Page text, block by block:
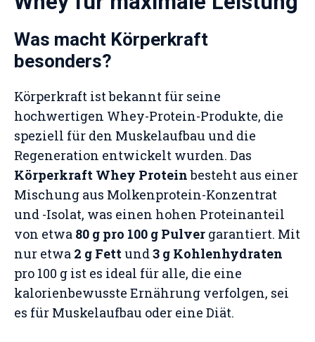
Was macht Körperkraft
besonders?
Körperkraft ist bekannt für seine
hochwertigen Whey-Protein-Produkte, die
speziell für den Muskelaufbau und die
Regeneration entwickelt wurden. Das
Körperkraft Whey Proteinbesteht aus einer
Mischung aus Molkenprotein-Konzentrat
und -Isolat, was einen hohen Proteinanteil
von etwa 80 g pro 100 g Pulver garantiert. Mit
nur etwa 2 g Fettund3 g Kohlenhydraten
pro 100 g ist es ideal für alle, die eine
kalorienbewusste Ernährung verfolgen, sei
es für Muskelaufbau oder eine Diät.